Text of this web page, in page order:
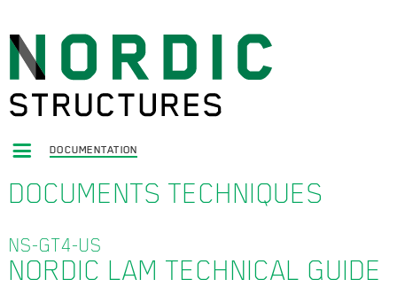
DOCUMENTATION
DOCUMENTS TECHNIQUES
NS-GT4-US
NORDIC LAM TECHNICAL GUIDE